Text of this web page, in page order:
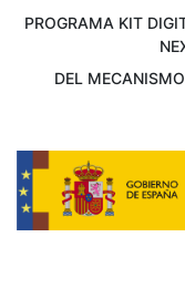
PROGRAMA KIT
DEL